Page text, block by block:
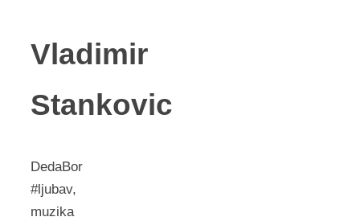
Vladimir
Stankovic
DedaBor
#ljubav,
muzika